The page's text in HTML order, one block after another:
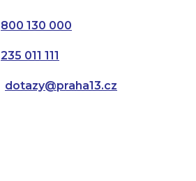
800 130 000
235 011 111
dotazy@praha13.cz